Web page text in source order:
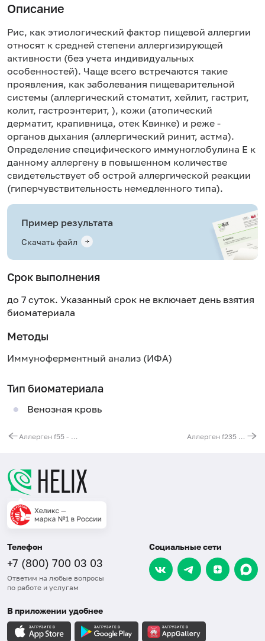
Описание
Рис, как этиологический фактор пищевой аллергии
относят к средней степени аллергизирующей
активности (без учета индивидуальных
особенностей). Чаще всего встречаются такие
проявления, как заболевания пищеварительной
системы (аллергический стоматит, хейлит, гастрит,
колит, гастроэнтерит, ), кожи (атопический
дерматит, крапивница, отек Квинке) и реже -
органов дыхания (аллергический ринит, астма).
Определение специфического иммуноглобулина Е к
данному аллергену в повышенном количестве
свидетельствует об острой аллергической реакции
(гиперчувствительность немедленного типа).
Пример результата
Скачать файл
Срок выполнения
до 7 суток. Указанный срок не включает день взятия
биоматериала
Методы
Иммуноферментный анализ (ИФА)
Тип биоматериала
Венозная кровь
Аллерген f55 - просо, IgE Аллерген f235 - чечевица, IgE
Телефон
+7 (800) 700 03 03
Ответим на любые вопросы
по работе и услугам
Социальные сети
В приложении удобнее